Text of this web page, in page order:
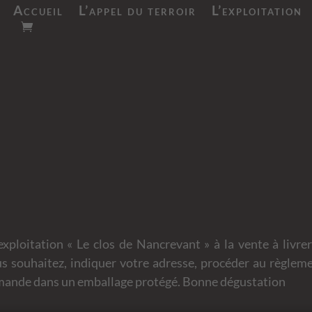
Accueil L’appel du terroir L’exploitation
« Le clos de Nancrevant » à la vente à
indiquer votre adresse, procéder au
dans un emballage protégé. Bonne dégustation